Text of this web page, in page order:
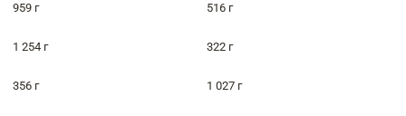
959 г 516 г
1 254 г 322 г
356 г 1 027 г